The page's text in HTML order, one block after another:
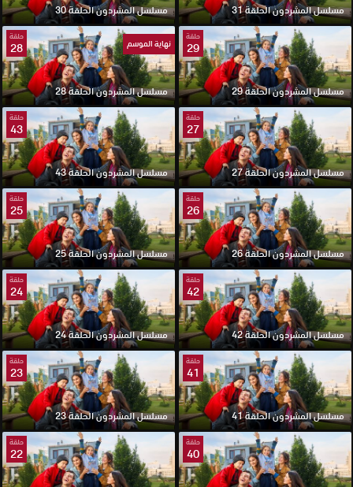
مسلسل المشردون الحلقة 31 مسلسل المشردون الحلقة 30
حلقة
29
مسلسل المشردون الحلقة 29
نهاية الموسم
حلقة
28
مسلسل المشردون الحلقة 28
حلقة
27
مسلسل المشردون الحلقة 27
حلقة
43
مسلسل المشردون الحلقة 43
حلقة
26
مسلسل المشردون الحلقة 26
حلقة
25
مسلسل المشردون الحلقة 25
حلقة
42
مسلسل المشردون الحلقة 42
حلقة
24
مسلسل المشردون الحلقة 24
حلقة
41
مسلسل المشردون الحلقة 41
حلقة
23
مسلسل المشردون الحلقة 23
حلقة
40
حلقة
22